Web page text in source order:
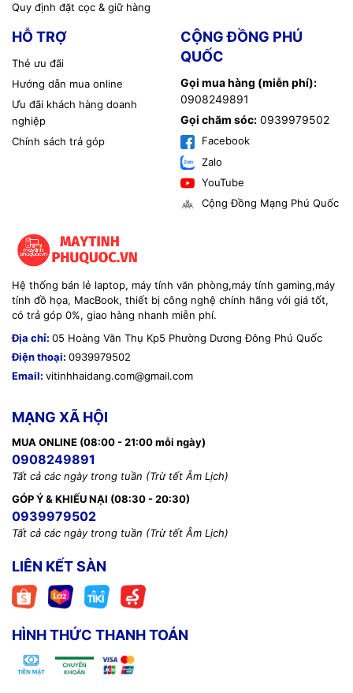
Quy định đặt cọc & giữ hàng
HỖ TRỢ
Thẻ ưu đãi
Hướng dẫn mua online
Ưu đãi khách hàng doanh
nghiệp
Chính sách trả góp
CỘNG ĐỒNG PHÚ
QUỐC
Gọi mua hàng (miễn phí):
0908249891
Gọi chăm sóc: 0939979502
Facebook
Zalo
YouTube
Cộng Đồng Mạng Phú Quốc
Hệ thống bán lẻ laptop, máy tính văn phòng,máy tính gaming,máy
tính đồ họa, MacBook, thiết bị công nghệ chính hãng với giá tốt,
có trả góp 0%, giao hàng nhanh miễn phí.
Địa chỉ: 05 Hoàng Văn Thụ Kp5 Phường Dương Đông Phú Quốc
Điện thoại: 0939979502
Email: vitinhhaidang.com@gmail.com
MẠNG XÃ HỘI
MUA ONLINE (08:00 - 21:00 mỗi ngày)
0908249891
Tất cả các ngày trong tuần (Trừ tết Âm Lịch)
GÓP Ý & KHIẾU NẠI (08:30 - 20:30)
0939979502
Tất cả các ngày trong tuần (Trừ tết Âm Lịch)
LIÊN KẾT SÀN
HÌNH THỨC THANH TOÁN